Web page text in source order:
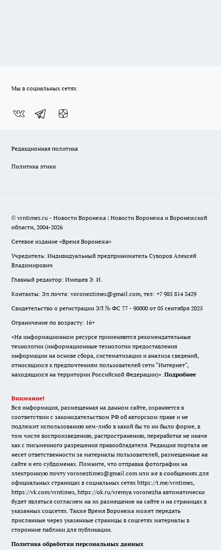
Мы в социальных сетях
Редакционная политика
Политика этики
© vrntimes.ru - Новости Воронежа | Новости Воронежа и Воронежской
области, 2004-2026
Сетевое издание «Время Воронежа»
Учредитель: Индивидуальный предприниматель Суворов Алексей
Владимирович
Главный редактор: Имешев Э. И.
Контакты: Эл.почта: voroneztimes@gmail.com, тел: +7 985 814 3429
Свидетельство о регистрации ЭЛ № ФС 77 - 90000 от 05 сентября 2025
Ограничение по возрасту: 16+
«На информационном ресурсе применяются рекомендательные
технологии (информационные технологии предоставления
информации на основе сбора, систематизации и анализа сведений,
относящихся к предпочтениям пользователей сети "Интернет",
находящихся на территории Российской Федерации)». Подробнее
Внимание!
Вся информация, размещенная на данном сайте, охраняется в
соответствии с законодательством РФ об авторском праве и не
подлежит использованию кем-либо в какой бы то ни было форме, в
том числе воспроизведению, распространению, переработке не иначе
как с письменного разрешения правообладателя. Редакция портала не
несет ответственности за материалы пользователей, размещенные на
сайте и его субдоменах. Помните, что отправка фотографии на
электронную почту voroneztimes@gmail.com или же в сообщениях для
официальных страницах в социальных сетях https://t.me/vrntimes,
https://vk.com/vrntimes, https://ok.ru/vremya.voronezha автоматически
будет являться согласием на их размещение на сайте и на страницах в
указанных соцсетях. Также Время Воронежа может передать
присланные через указанные страницы в соцсетях материалы в
сторонние паблики для публикации.
Политика обработки персональных данных